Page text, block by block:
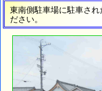
東南側駐車場に駐車され
ださい。